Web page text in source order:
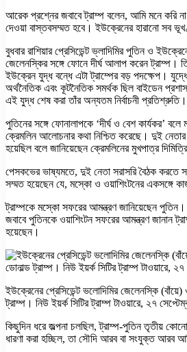
আরেক প্রশ্নের জবাবে ট্রাম্প বলেন, আমি মনে করি
দেওয়া বাস্তবসম্মত হবে। ইউক্রেনের হারানো সব
বুধবার রাশিয়ার প্রেসিডেন্ট ভ্লাদিমির পুতিন ও
জেলেনস্কির সঙ্গে ফোনে দীর্ঘ আলাপ করেন ট্রাম্প।
ইউক্রেন যুদ্ধ বন্ধে এটা ট্রাম্পের বড় পদক্ষেপ।
অর্থনৈতিক এবং কূটনৈতিক সমর্থক ছিল বাইডেন
এই যুদ্ধ শেষ করা তাঁর অন্যতম নির্বাচনী প্রতিশ্রুতি।
পুতিনের সঙ্গে ফোনালাপকে ‘দীর্ঘ ও বেশ কার্যকর’
ক্রেমলিন আলোচনার কথা নিশ্চিত করেছে। দুই নেতার
হয়েছিল বলে জানিয়েছেন ক্রেমলিনের মুখপাত্র
পেসকভের ভাষ্যমতে, দুই নেতা সরাসরি বৈঠক করতে
সম্মত হয়েছেন যে, মস্কো ও ওয়াশিংটনের একসঙ্গে
ট্রাম্পকে মস্কো সফরের আমন্ত্রণ জানিয়েছেন
জবাবে পুতিনকে ওয়াশিংটন সফরের আমন্ত্রণ জানান
হয়েছেন।
ইউক্রেনের প্রেসিডেন্ট ভলোদিমির জেলেনস্কি (বাঁয়ে)
ট্রাম্প। নিউ ইয়র্ক সিটির ট্রাম্প টাওয়ারে, ২৭
কিছুদিন ধরে জল্পনা চলছিল, ট্রাম্প-পুতিন তৃতীয়
ধারণা করা হচ্ছিল, তা সৌদি আরব বা সংযুক্ত আরব